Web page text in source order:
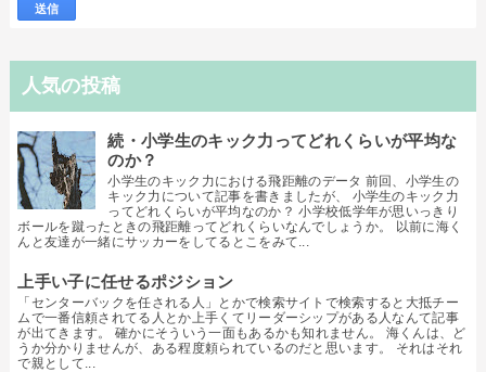
人気の投稿
続・小学生のキック力ってどれくらいが平均な
のか？
小学生のキック力における飛距離のデータ 前回、小学生の
キック力について記事を書きましたが、 小学生のキック力
ってどれくらいが平均なのか？ 小学校低学年が思いっきり
ボールを蹴ったときの飛距離ってどれくらいなんでしょうか。 以前に海く
んと友達が一緒にサッカーをしてるとこをみて...
上手い子に任せるポジション
「センターバックを任される人」とかで検索サイトで検索すると大抵チー
ムで一番信頼されてる人とか上手くてリーダーシップがある人なんて記事
が出てきます。 確かにそういう一面もあるかも知れません。 海くんは、ど
うか分かりませんが、ある程度頼られているのだと思います。 それはそれ
で親として...